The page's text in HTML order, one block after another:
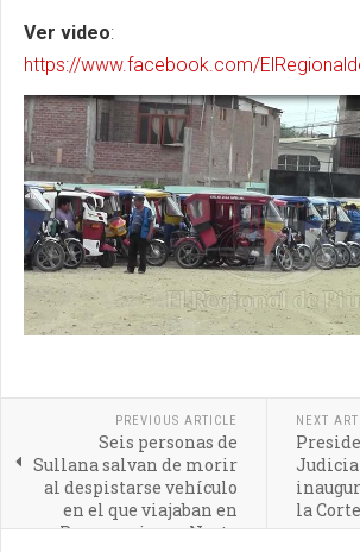
Ver video:
https://www.facebook.com/
PREVIOUS ARTICLE
Seis personas de
Sullana salvan de morir
al despistarse vehículo
en el que viajaban en
Panamericana Norte
NEXT
la